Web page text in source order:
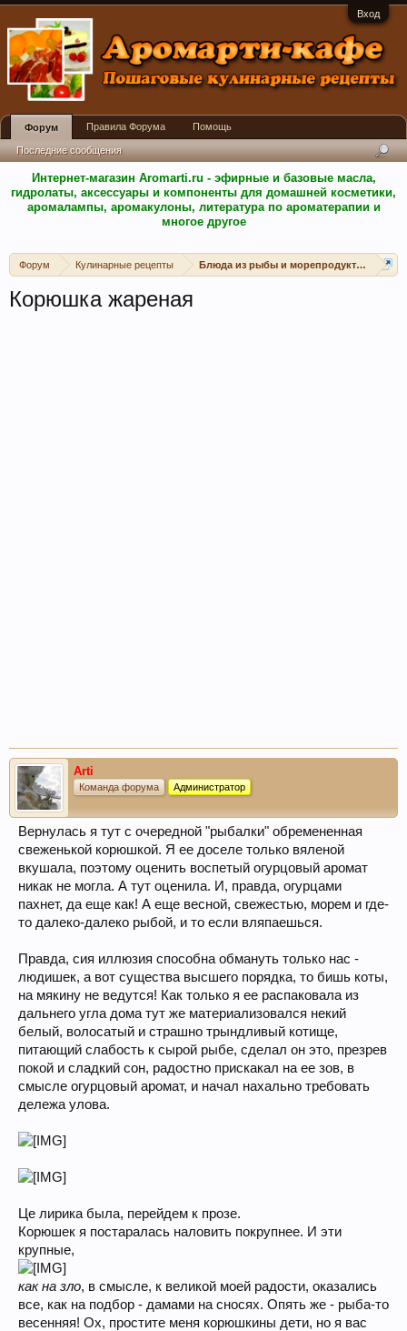
Вход
Интернет-магазин Aromarti.ru - эфирные и базовые масла,
гидролаты, аксессуары и компоненты для домашней косметики,
аромалампы, аромакулоны, литература по ароматерапии и
многое другое
Форум Кулинарные рецепты Блюда из рыбы и морепродуктов
Корюшка жареная
Arti
Команда форума Администратор
Вернулась я тут с очередной "рыбалки" обремененная
свеженькой корюшкой. Я ее доселе только вяленой
вкушала, поэтому оценить воспетый огурцовый аромат
никак не могла. А тут оценила. И, правда, огурцами
пахнет, да еще как! А еще весной, свежестью, морем и где-
то далеко-далеко рыбой, и то если вляпаешься.
Правда, сия иллюзия способна обмануть только нас -
людишек, а вот существа высшего порядка, то бишь коты,
на мякину не ведутся! Как только я ее распаковала из
дальнего угла дома тут же материализовался некий
белый, волосатый и страшно трындливый котище,
питающий слабость к сырой рыбе, сделал он это, презрев
покой и сладкий сон, радостно прискакал на ее зов, в
смысле огурцовый аромат, и начал нахально требовать
дележа улова.
Це лирика была, перейдем к прозе.
Корюшек я постаралась наловить покрупнее. И эти
крупные,
как на зло, в смысле, к великой моей радости, оказались
все, как на подбор - дамами на сносях. Опять же - рыба-то
весенняя! Ох, простите меня корюшкины дети, но я вас
Форум
Последние сообщения
Правила Форума Помощь